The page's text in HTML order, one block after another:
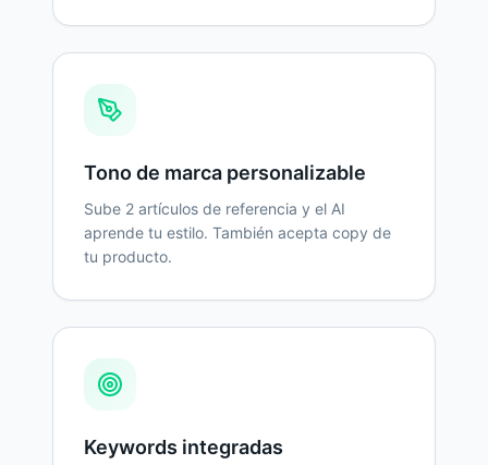
Tono de marca personalizable
Sube 2 artículos de referencia y el AI
aprende tu estilo. También acepta copy de
tu producto.
Keywords integradas